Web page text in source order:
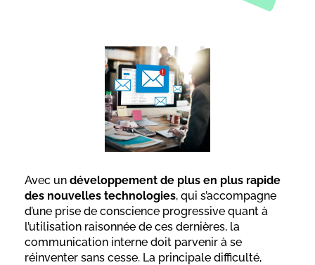
Avec un développement de plus en plus rapide
des nouvelles technologies, qui s’accompagne
d’une prise de conscience progressive quant à
l’utilisation raisonnée de ces dernières, la
communication interne doit parvenir à se
réinventer sans cesse. La principale difficulté,